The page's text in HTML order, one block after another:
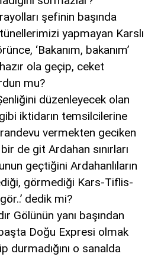
şefinin başında
tünellerimizi yapmayan Karslı
‘Bakanım, bakanım’
ola geçip, ceket
mu?
düzenleyecek olan
iktidarın temsilcilerine
randevu vermekten geciken
de git Ardahan sınırları
geçtiğini Ardahanlıların
görmediği Kars-Tiflis-
dedik mi?
Gölünün yanı başından
Doğu Expresi olmak
durmadığını o sanalda